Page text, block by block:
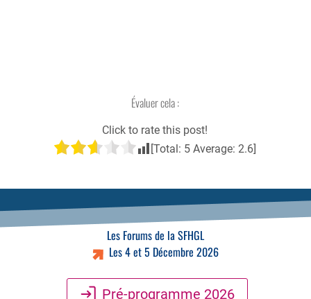
Évaluer cela :
Click to rate this post!
[Total: 5 Average: 2.6]
Les Forums de la SFHGL
Les 4 et 5 Décembre 2026
Pré-programme 2026